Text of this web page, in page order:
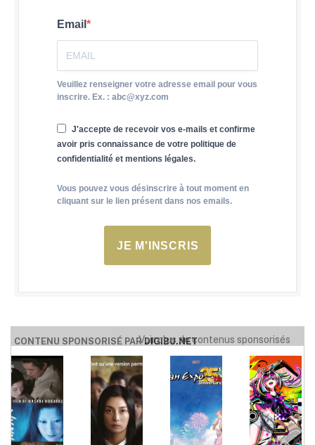
Email
Veuillez renseigner votre adresse email pour vous
inscrire. Ex. : abc@xyz.com
J'accepte de recevoir vos e-mails et confirme
avoir pris connaissance de votre politique de
confidentialité et mentions légales.
Vous pouvez vous désinscrire à tout moment en
cliquant sur le lien présent dans nos emails.
JE M'INSCRIS
CONTENU SPONSORISÉ PARDIGIBU.NET
Voir plus de contenus sponsorisés